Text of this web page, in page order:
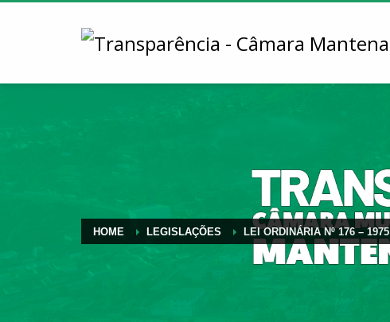
HOME LEGISLAÇÕES LEI ORDINÁRIA Nº 176 – 1975